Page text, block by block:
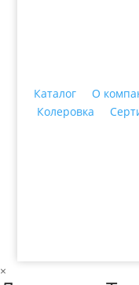
Каталог О
Колеровка
×